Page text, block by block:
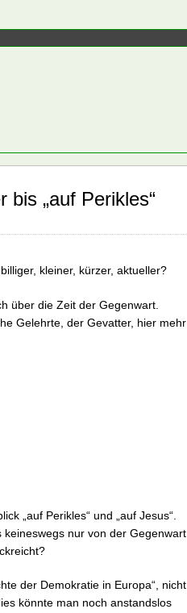
„auf Perikles“
kleiner, kürzer, aktueller?
über die Zeit der Gegenwart.
Gelehrte, der Gevatter, hier mehr
„auf Perikles“ und „auf Jesus“.
nur von der Gegenwart
der Demokratie in Europa“, nicht
könnte man noch anstandslos